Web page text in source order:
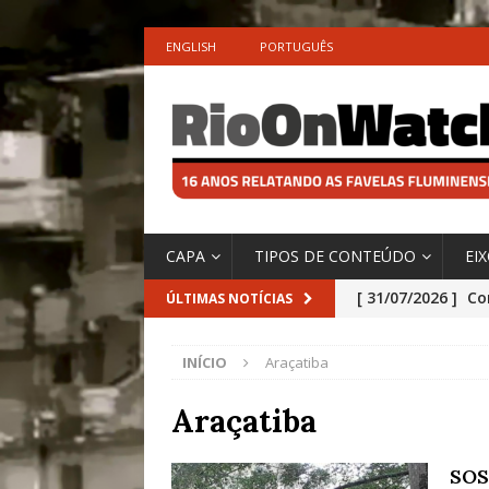
ENGLISH PORTUGUÊS
CAPA TIPOS DE CONTEÚDO
ÚLTIMAS NOTÍCIAS [ 31/07/2026 ]
Especial do
INÍCIO Araçatiba
Araçatiba